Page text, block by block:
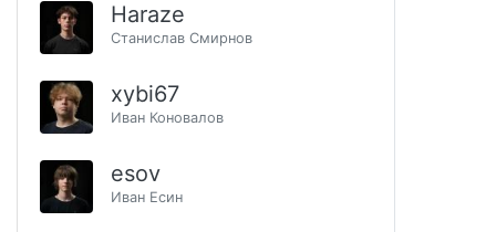
Haraze
Станислав Смирнов
xybi67
Иван Коновалов
esov
Иван Есин